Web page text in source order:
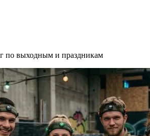
по выходным и праздникам